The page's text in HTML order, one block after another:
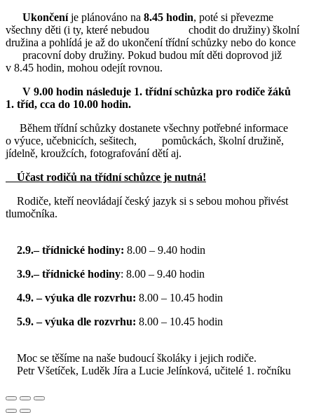
Ukončeníje plánováno na 8.45 hodin, poté si převezme
všechny děti (i ty, které nebudou chodit do družiny) školní
družina a pohlídá je až do ukončení třídní schůzky nebo do konce
pracovní doby družiny. Pokud budou mít děti doprovod již
v 8.45 hodin, mohou odejít rovnou.
V 9.00 hodin následuje 1. třídní schůzka pro rodiče žáků
1. tříd, cca do 10.00 hodin.
Během třídní schůzky dostanete všechny potřebné informace
o výuce, učebnicích, sešitech, pomůckách, školní družině,
jídelně, kroužcích, fotografování dětí aj.
Účast rodičů na třídní schůzce je nutná!
Rodiče, kteří neovládají český jazyk si s sebou mohou přivést
tlumočníka.
2.9.– třídnické hodiny: 8.00 – 9.40 hodin
3.9.– třídnické hodiny: 8.00 – 9.40 hodin
4.9. – výuka dle rozvrhu: 8.00 – 10.45 hodin
5.9. – výuka dle rozvrhu: 8.00 – 10.45 hodin
Moc se těšíme na naše budoucí školáky i jejich rodiče.
Petr Všetíček, Luděk Jíra a Lucie Jelínková, učitelé 1. ročníku